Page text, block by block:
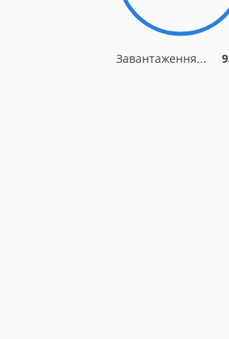
Завантаження...